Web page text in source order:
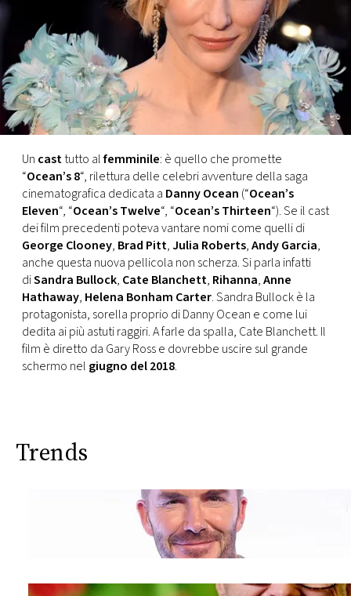
TV
PRINCIPATO
DI
MONACO
RMC
CONSIGLIA
Un casttutto alfemminile: è quello che promette
“Ocean’s 8“, rilettura delle celebri avventure della saga
cinematografica dedicata a Danny Ocean (“Ocean’s
Eleven“, “Ocean’s Twelve“, “Ocean’s Thirteen“). Se il cast
dei film precedenti poteva vantare nomi come quelli di
George Clooney, Brad Pitt,Julia Roberts,Andy Garcia,
anche questa nuova pellicola non scherza. Si parla infatti
diSandra Bullock, Cate Blanchett, Rihanna,Anne
Hathaway, Helena Bonham Carter. Sandra Bullock è la
protagonista, sorella proprio di Danny Ocean e come lui
dedita ai più astuti raggiri. A farle da spalla, Cate Blanchett. Il
film è diretto da Gary Ross e dovrebbe uscire sul grande
schermo nel giugno del 2018.
Trends